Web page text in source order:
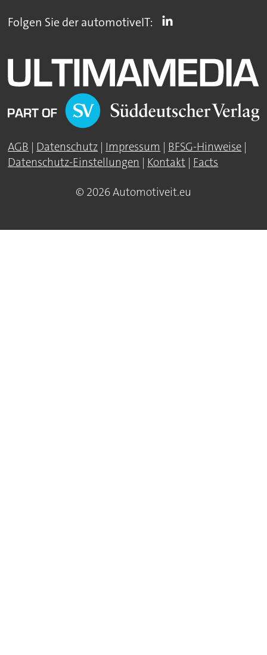
Folgen Sie der automotiveIT:
AGB | Datenschutz | Impressum | BFSG-Hinweise |
Datenschutz-Einstellungen | Kontakt | Facts
© 2026 Automotiveit.eu